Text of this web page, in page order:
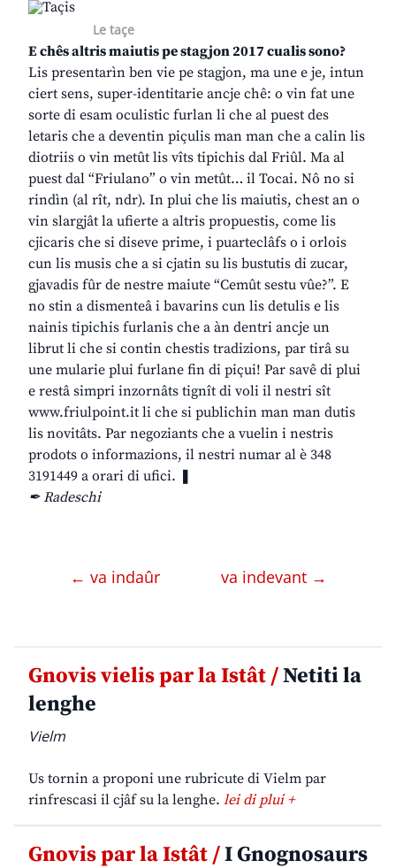
Le taçe
E chês altris maiutis pe stagjon 2017 cualis sono?
Lis presentarìn ben vie pe stagjon, ma une e je, intun
ciert sens, super-identitarie ancje chê: o vin fat une
sorte di esam oculistic furlan li che al puest des
letaris che a deventin piçulis man man che a calin lis
diotriis o vin metût lis vîts tipichis dal Friûl. Ma al
puest dal “Friulano” o vin metût… il Tocai. Nô no si
rindìn (al rît, ndr). In plui che lis maiutis, chest an o
vin slargjât la ufierte a altris propuestis, come lis
cjicaris che si diseve prime, i puarteclâfs o i orlois
cun lis musis che a si cjatin su lis bustutis di zucar,
gjavadis fûr de nestre maiute “Cemût sestu vûe?”. E
no stin a dismenteâ i bavarins cun lis detulis e lis
nainis tipichis furlanis che a àn dentri ancje un
librut li che si contin chestis tradizions, par tirâ su
une mularie plui furlane fin di piçui! Par savê di plui
e restâ simpri inzornâts tignît di voli il nestri sît
www.friulpoint.it li che si publichin man man dutis
lis novitâts. Par negoziants che a vuelin i nestris
prodots o informazions, il nestri numar al è 348
3191449 a orari di ufici. ❚
✒ Radeschi
← va indaûr va indevant →
Gnovis vielis par la Istât /Netiti la
lenghe
Vielm
Us tornin a proponi une rubricute di Vielm par
rinfrescasi il cjâf su la lenghe. lei di plui +
Gnovis par la Istât /I Gnognosaurs